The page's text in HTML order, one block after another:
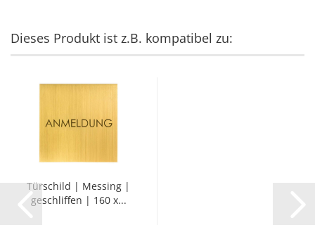
Dieses Produkt ist z.B. kompatibel zu:
Tür­schild | Mes­sing |
ge­schlif­fen | 160 x...